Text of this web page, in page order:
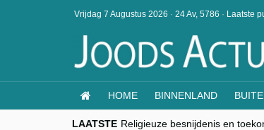
Vrijdag 7 Augustus 2026 · 24 Av, 5786 · Laatste
HOME BINNENLAND
LAATSTE Religieuze besnijdenis en